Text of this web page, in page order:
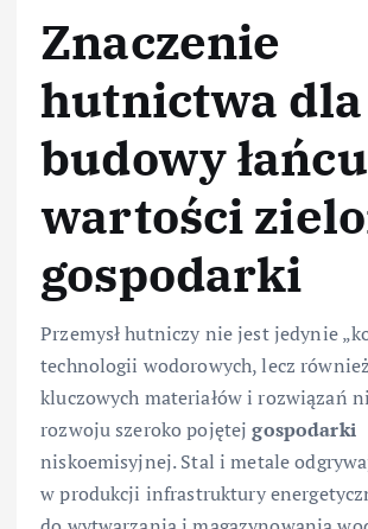
Znaczenie
hutnictwa dla
budowy
wartości
gospodarki
Przemysł hutniczy nie jest jedynie
technologii wodorowych, lecz
kluczowych materiałów i rozwiązań
rozwoju szeroko pojętejgospodarki
niskoemisyjnej. Stal i metale
w produkcji infrastruktury